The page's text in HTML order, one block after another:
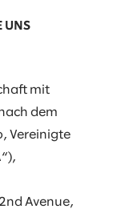
UNS
mit
dem
Vereinigte
Avenue,